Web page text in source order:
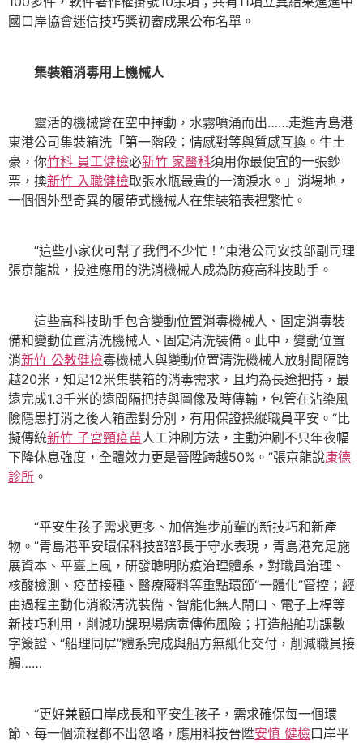
國口岸協會迷信技巧獎初審成果公布名單。
集裝箱消毒用上機械人
靈活的機械臂在空中揮動，水霧噴涌而出……走進青島港
東港公司集裝箱洗「第一階段：情感對等與質感互換。牛土
豪，你竹科 員工健檢必新竹 家醫科須用你最便宜的一張鈔
票，換新竹 入職健檢取張水瓶最貴的一滴淚水。」消場地，
一個個外型奇異的履帶式機械人在集裝箱表裡繁忙。
“這些小家伙可幫了我們不少忙！”東港公司安技部副司理
張京龍說，投進應用的洗消機械人成為防疫高科技助手。
這些高科技助手包含變動位置消毒機械人、固定消毒裝
備和變動位置清洗機械人、固定清洗裝備。此中，變動位置
消新竹 公教健檢毒機械人與變動位置清洗機械人放射間隔跨
越20米，知足12米集裝箱的消毒需求，且均為長途把持，最
遠完成1.3千米的遠間隔把持與圖像及時傳輸，包管在沾染風
險隱患打消之後人箱盡對分別，有用保證操縱職員平安。“比
擬傳統新竹 子宮頸疫苗人工沖刷方法，主動沖刷不只年夜幅
下降休息強度，全體效力更是晉陞跨越50%。”張京龍說康德
診所 。
“平安生孩子需求更多、加倍進步前輩的新技巧和新產
物。”青島港平安環保科技部部長于守水表現，青島港充足施
展資本、平臺上風，研發聰明防疫治理體系，對職員治理、
核酸檢測、疫苗接種、醫療廢料等重點環節“一體化”管控；經
由過程主動化消殺清洗裝備、智能化無人閘口、電子上桿等
新技巧利用，削減功課現場病毒傳佈風險；打造船舶功課數
字簽證、“船理同屏”體系完成與船方無紙化交付，削減職員接
觸……
“更好兼顧口岸成長和平安生孩子，需求確保每一個環
節、每一個流程都不出忽略，應用科技晉陞安慎 健檢口岸平